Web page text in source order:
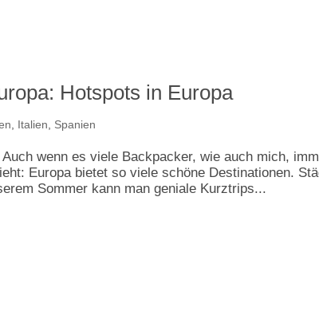
Hotspots in Europa
Italien Spanien
wenn es viele Backpacker, wie auch mich,
Europa bietet so viele schöne Destinationen.
Sommer kann man geniale Kurztrips...